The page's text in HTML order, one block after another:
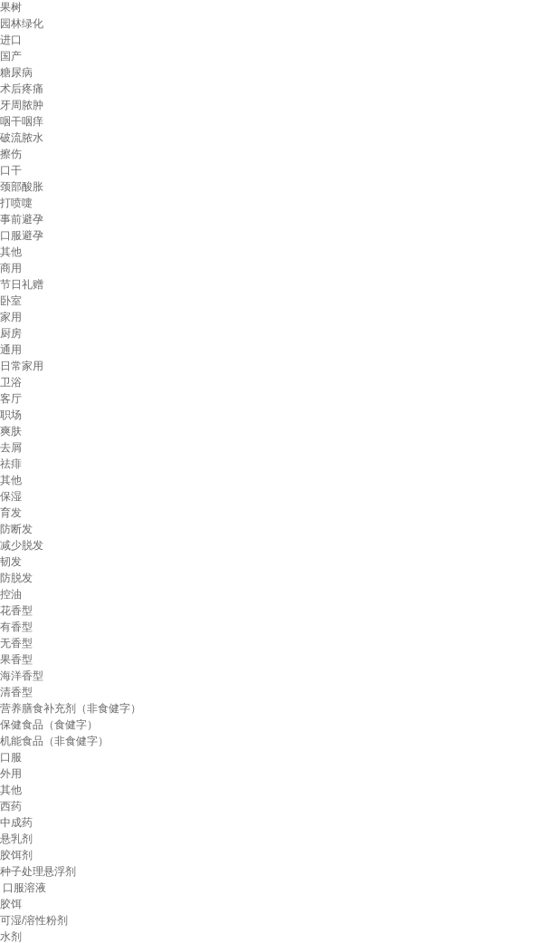
果树
园林绿化
进口
国产
糖尿病
术后疼痛
牙周脓肿
咽干咽痒
破流脓水
擦伤
口干
颈部酸胀
打喷嚏
事前避孕
口服避孕
其他
商用
节日礼赠
卧室
家用
厨房
通用
日常家用
卫浴
客厅
职场
爽肤
去屑
祛痱
其他
保湿
育发
防断发
减少脱发
韧发
防脱发
控油
花香型
有香型
无香型
果香型
海洋香型
清香型
营养膳食补充剂（非食健字）
保健食品（食健字）
机能食品（非食健字）
口服
外用
其他
西药
中成药
悬乳剂
胶饵剂
种子处理悬浮剂
口服溶液
胶饵
可湿/溶性粉剂
水剂